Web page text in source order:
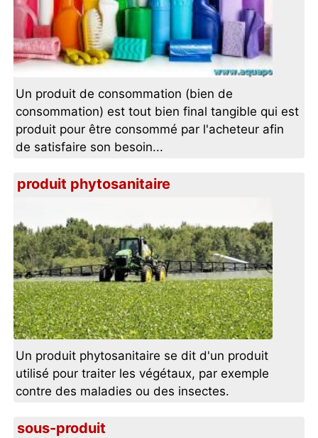
Un produit de consommation (bien de
consommation) est tout bien final tangible qui est
produit pour être consommé par l'acheteur afin
de satisfaire son besoin...
produit phytosanitaire
Un produit phytosanitaire se dit d'un produit
utilisé pour traiter les végétaux, par exemple
contre des maladies ou des insectes.
sous-produit